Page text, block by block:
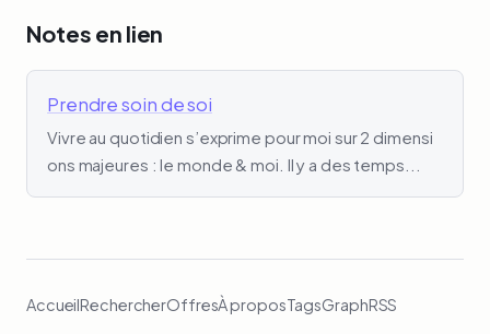
Notes en lien
Prendre soin de soi
Vivre au quotidien s’exprime pour moi sur 2 dimensi
ons majeures : le monde & moi. Il y a des temps...
AccueilRechercherOffresÀ proposTagsGraphRSS